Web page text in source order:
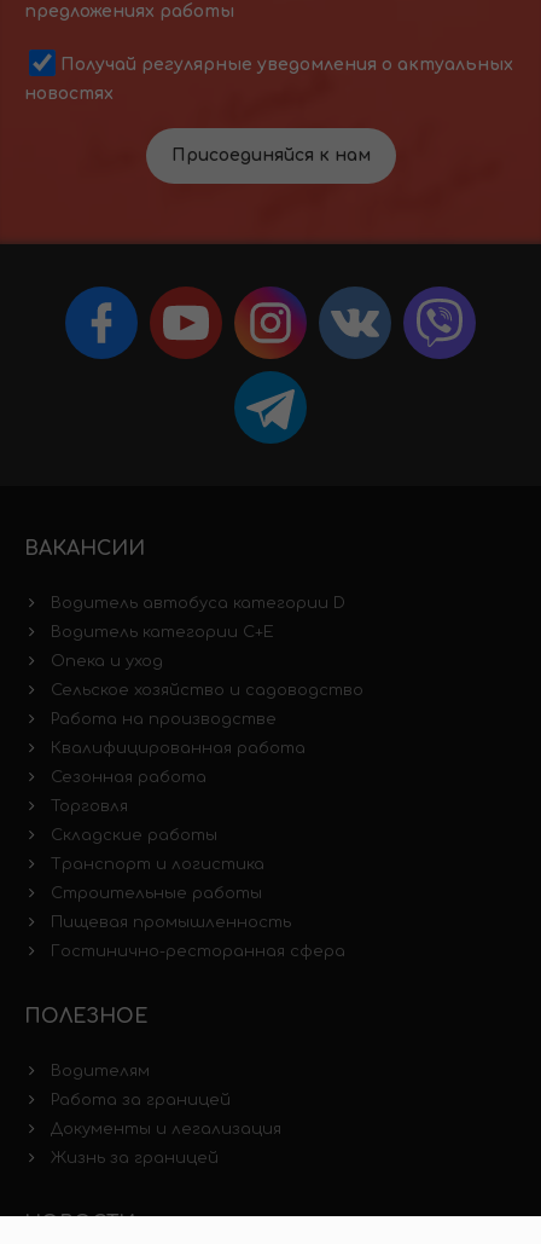
предложениях работы
Получай регулярные уведомления о актуальных
новостях
Присоединяйся к нам
ВАКАНСИИ
Водитель автобуса категории D
Водитель категории C+E
Опека и уход
Сельское хозяйство и садоводство
Работа на производстве
Квалифицированная работа
Сезонная работа
Торговля
Складские работы
Транспорт и логистика
Строительные работы
Пищевая промышленность
Гостинично-ресторанная сфера
ПОЛЕЗНОЕ
Водителям
Работа за границей
Документы и легализация
Жизнь за границей
НОВОСТИ